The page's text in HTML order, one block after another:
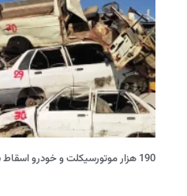
190 هزار موتورسیکلت و خودرو اسقاط شد